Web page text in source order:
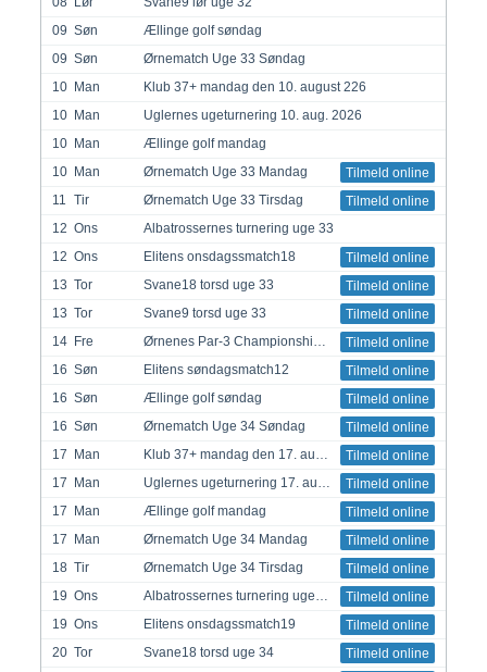
09 Søn
Ællinge golf søndag
09 Søn
Ørnematch Uge 33 Søndag
10 Man
Klub 37+ mandag den 10. august 226
10 Man
Uglernes ugeturnering 10. aug. 2026
10 Man
Ællinge golf mandag
10 Man Tilmeld online
Ørnematch Uge 33 Mandag
11 Tir Tilmeld online
Ørnematch Uge 33 Tirsdag
12 Ons
Albatrossernes turnering uge 33
12 Ons Tilmeld online
Elitens onsdagssmatch18
13 Tor Tilmeld online
Svane18 torsd uge 33
13 Tor Tilmeld online
Svane9 torsd uge 33
14 Fre Tilmeld online
Ørnenes Par-3 Championship 2026
16 Søn Tilmeld online
Elitens søndagsmatch12
16 Søn Tilmeld online
Ællinge golf søndag
16 Søn Tilmeld online
Ørnematch Uge 34 Søndag
17
Man Tilmeld online
Klub 37+ mandag den 17. august 226
17
Man Tilmeld online
Uglernes ugeturnering 17. aug. 2026
17
Man Tilmeld online
Ællinge golf mandag
17
Man Tilmeld online
Ørnematch Uge 34 Mandag
18 Tir Tilmeld online
Ørnematch Uge 34 Tirsdag
19 Ons Tilmeld online
Albatrossernes turnering uge 34
19 Ons Tilmeld online
Elitens onsdagssmatch19
20 Tor Tilmeld online
Svane18 torsd uge 34